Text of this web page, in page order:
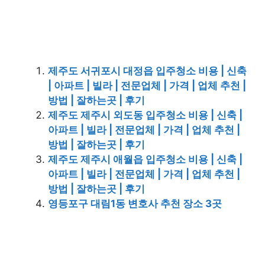
제주도 서귀포시 대정읍 입주청소 비용 | 신축
| 아파트 | 빌라 | 전문업체 | 가격 | 업체 추천 |
방법 | 잘하는곳 | 후기
제주도 제주시 외도동 입주청소 비용 | 신축 |
아파트 | 빌라 | 전문업체 | 가격 | 업체 추천 |
방법 | 잘하는곳 | 후기
제주도 제주시 애월읍 입주청소 비용 | 신축 |
아파트 | 빌라 | 전문업체 | 가격 | 업체 추천 |
방법 | 잘하는곳 | 후기
영등포구 대림1동 변호사 추천 장소 3곳